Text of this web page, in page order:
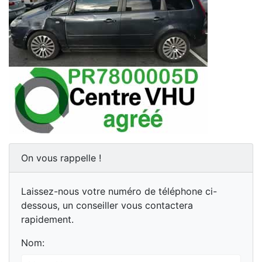
On vous rappelle !
Laissez-nous votre numéro de téléphone ci-
dessous, un conseiller vous contactera
rapidement.
Nom: